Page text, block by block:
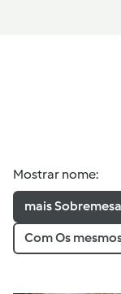
Mostrar nome:
mais
Com Os